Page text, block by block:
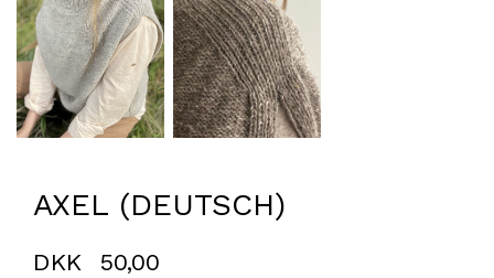
AXEL (DEUTSCH)
DKK 50,00